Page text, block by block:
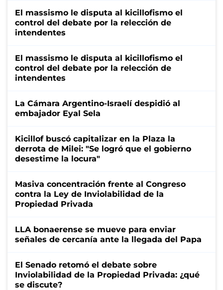
El massismo le disputa al kicillofismo el
control del debate por la relección de
intendentes
El massismo le disputa al kicillofismo el
control del debate por la relección de
intendentes
La Cámara Argentino-Israelí despidió al
embajador Eyal Sela
Kicillof buscó capitalizar en la Plaza la
derrota de Milei: "Se logró que el gobierno
desestime la locura"
Masiva concentración frente al Congreso
contra la Ley de Inviolabilidad de la
Propiedad Privada
LLA bonaerense se mueve para enviar
señales de cercanía ante la llegada del Papa
El Senado retomó el debate sobre
Inviolabilidad de la Propiedad Privada: ¿qué
se discute?